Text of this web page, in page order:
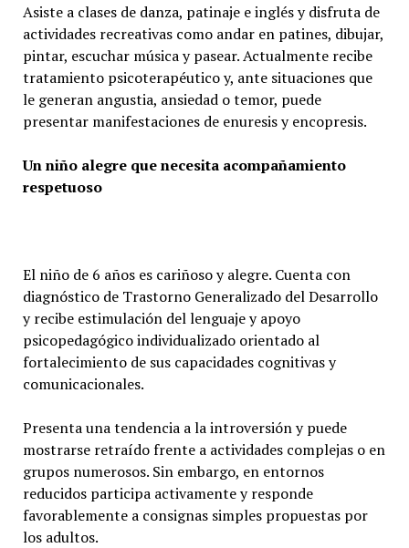
Asiste a clases de danza, patinaje e inglés y disfruta de
actividades recreativas como andar en patines, dibujar,
pintar, escuchar música y pasear. Actualmente recibe
tratamiento psicoterapéutico y, ante situaciones que
le generan angustia, ansiedad o temor, puede
presentar manifestaciones de enuresis y encopresis.
Un niño alegre que necesita acompañamiento
respetuoso
El niño de 6 años es cariñoso y alegre. Cuenta con
diagnóstico de Trastorno Generalizado del Desarrollo
y recibe estimulación del lenguaje y apoyo
psicopedagógico individualizado orientado al
fortalecimiento de sus capacidades cognitivas y
comunicacionales.
Presenta una tendencia a la introversión y puede
mostrarse retraído frente a actividades complejas o en
grupos numerosos. Sin embargo, en entornos
reducidos participa activamente y responde
favorablemente a consignas simples propuestas por
los adultos.